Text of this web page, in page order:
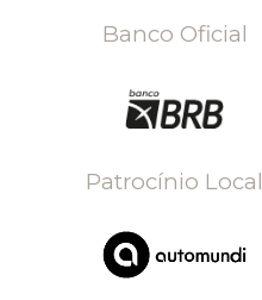
Banco Oficial
Patrocínio Local